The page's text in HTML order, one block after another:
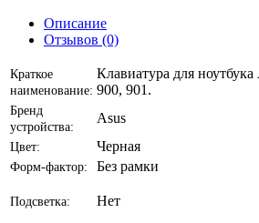
Описание
Отзывов (0)
Краткое
наименование:
Клавиатура для
900, 901.
Бренд
устройства:
Asus
Цвет: Черная
Форм-фактор: Без рамки
Подсветка: Нет